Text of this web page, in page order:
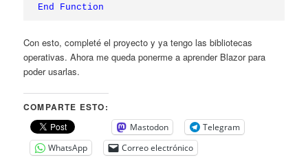
End
Function
Con esto, completé el proyecto y ya tengo las bibliotecas
operativas. Ahora me queda ponerme a aprender Blazor para
poder usarlas.
COMPARTE ESTO:
Mastodon
Telegram
WhatsApp
Correo electrónico